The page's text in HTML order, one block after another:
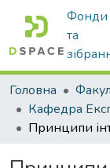
Фонди
та
Головна